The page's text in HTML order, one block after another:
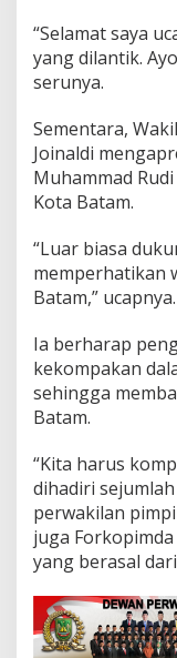
“Selamat saya
yang dilantik.
serunya.
Sementara,
Joinaldi
Muhammad
Kota Batam.
“Luar biasa
memperhatikan
Batam,” ucapnya.
Ia berharap
kekompakan
sehingga
Batam.
“Kita harus
dihadiri
perwakilan
juga
yang berasal